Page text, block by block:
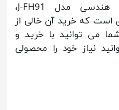
میز تلویزیون مدرن هندسی مدل J-FH91،
است که خرید آن خالی از
می توانید با خرید و
نیاز خود را محصولی